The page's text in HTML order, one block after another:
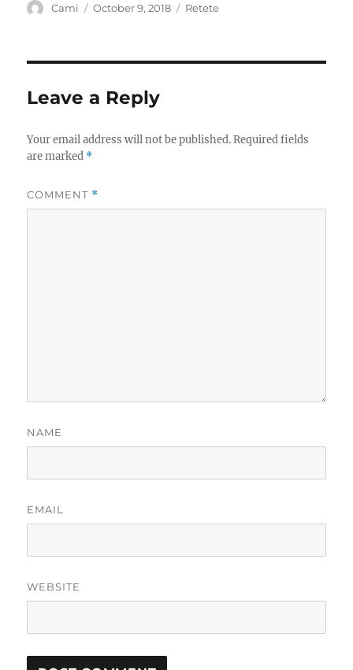
Author
Cami
Posted
October 9, 2018 Categories
Retete
Leave a Reply
Your email address will not be published. Required fields
are marked *
COMMENT *
NAME
EMAIL
WEBSITE